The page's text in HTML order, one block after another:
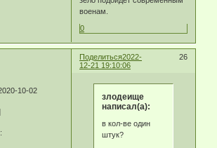
военам.
0
Поделиться 26
2022-
12-21 19:10:06
10-02
злодеище
написал(а):
в кол-ве один
штук?